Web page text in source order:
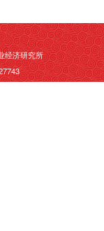
经济研究所